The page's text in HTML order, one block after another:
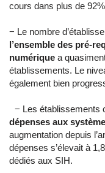
cours dans plus de
− Le nombre
l’ensemble des pré-
numérique a
établissements. Le
également bien
− Les établissements
dépenses aux
augmentation depuis
dépenses s’élevait à
dédiés aux SIH.